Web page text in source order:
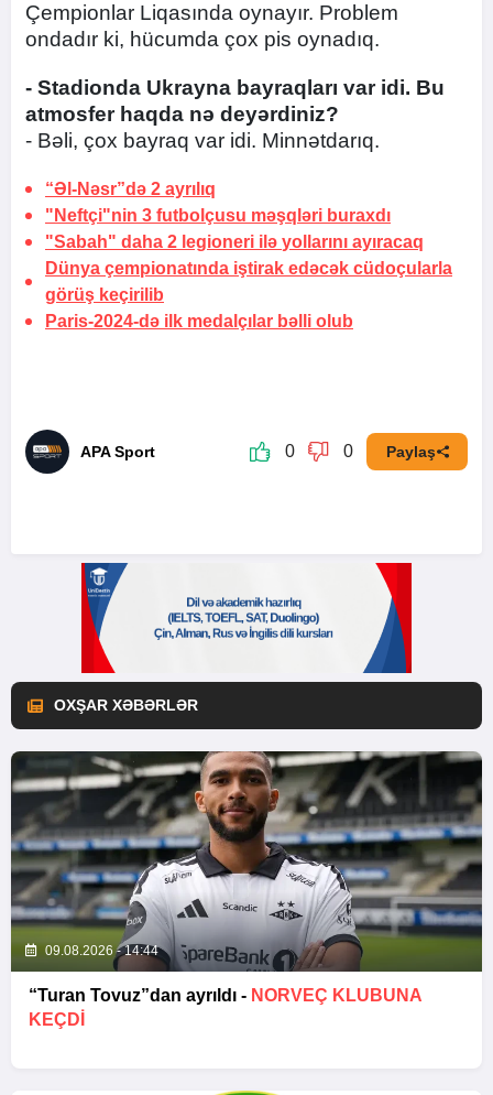
Çempionlar Liqasında oynayır. Problem
ondadır ki, hücumda çox pis oynadıq.
- Stadionda Ukrayna bayraqları var idi. Bu
atmosfer haqda nə deyərdiniz?
- Bəli, çox bayraq var idi. Minnətdarıq.
“Əl-Nəsr”də 2 ayrılıq
"Neftçi"nin 3 futbolçusu məşqləri buraxdı
"Sabah" daha 2 legioneri ilə yollarını ayıracaq
Dünya çempionatında iştirak edəcək cüdoçularla
görüş keçirilib
Paris-2024-də ilk medalçılar bəlli olub
APA Sport 0 0 Paylaş
OXŞAR XƏBƏRLƏR
09.08.2026 - 14:44
“Turan Tovuz”dan ayrıldı - NORVEÇ KLUBUNA
KEÇDİ